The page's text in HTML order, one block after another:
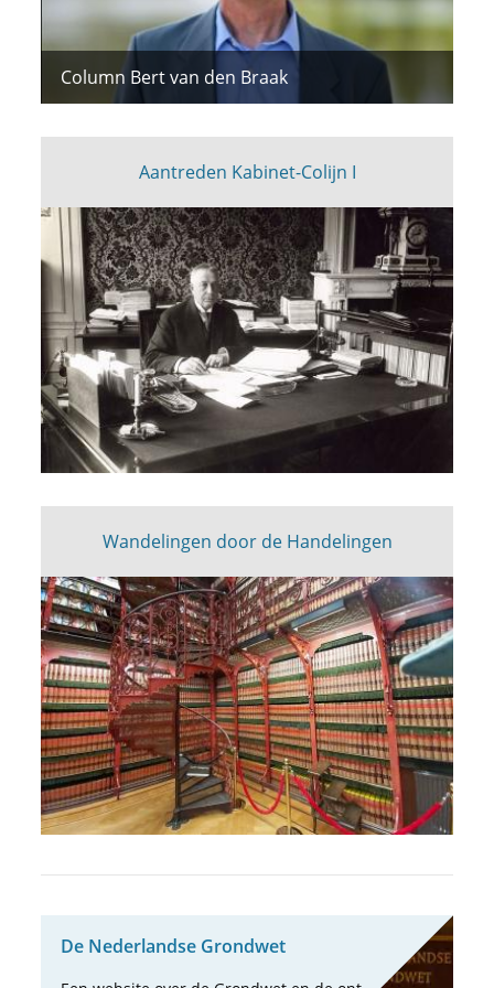
Column Bert van den Braak
Aantreden Kabinet-Colijn I
Wandelingen door de Handelingen
De Neder­landse Grond­wet